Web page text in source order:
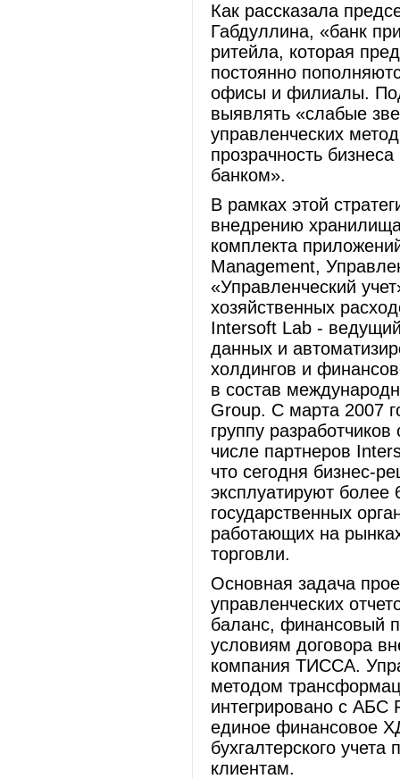
Как рассказала
Габдуллина, «банк
ритейла, которая
постоянно
офисы и филиалы.
выявлять «слабые
управленческих
прозрачность
банком».
В рамках этой
внедрению
комплекта
Management,
«Управленческий
хозяйственных
Intersoft Lab -
данных и
холдингов и
в состав
Group. С марта 2007
группу
числе партнеров
что сегодня бизнес-
эксплуатируют более
государственных
работающих на
торговли.
Основная задача
управленческих
баланс, финансовый
условиям договора
компания ТИССА.
методом
интегрировано с АБС
единое финансовое
бухгалтерского
клиентам.